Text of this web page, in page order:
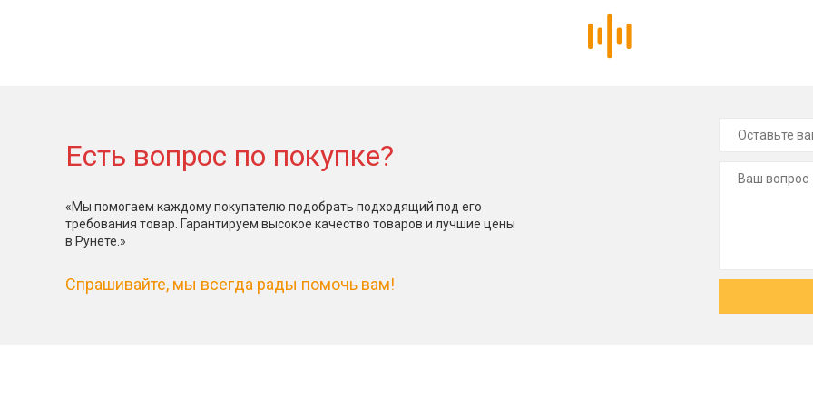
Есть вопрос по покупке?
«Мы помогаем каждому покупателю подобрать подходящий под его
требования товар. Гарантируем высокое качество товаров и лучшие цены
в Рунете.»
Спрашивайте, мы всегда рады помочь вам!